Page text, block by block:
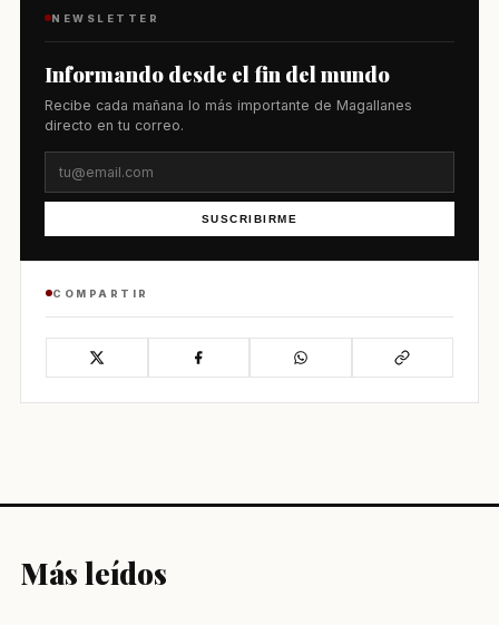
NEWSLETTER
Informando desde el fin del mundo
Recibe cada mañana lo más importante de Magallanes
directo en tu correo.
SUSCRIBIRME
COMPARTIR
Más leídos